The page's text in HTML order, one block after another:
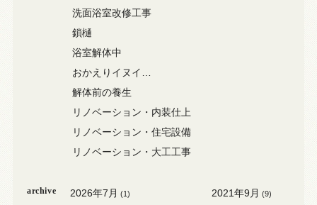
洗面浴室改修工事
鎖樋
浴室解体中
おかえりイヌイ…
解体前の養生
リノベーション・内装仕上
リノベーション・住宅設備
リノベーション・大工工事
archive 2026年7月 (1) 2021年9月 (9)